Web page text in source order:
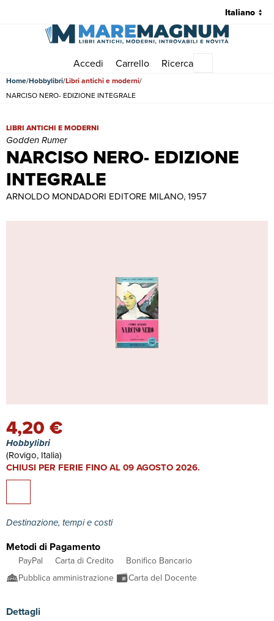
Accedi Carrello Ricerca
Home Hobbylibri Libri antichi e moderni
NARCISO NERO- EDIZIONE INTEGRALE
NARCISO NERO- EDIZIONE
INTEGRALE
NARCISO NERO- EDIZIONE INTEGRALE | Libri antichi e moderni |
LIBRI ANTICHI E MODERNI
Godden Rumer
ARNOLDO MONDADORI EDITORE MILANO, 1957
4,20 €
Hobbylibri
(Rovigo, Italia)
CHIUSI PER FERIE FINO AL 09 AGOSTO 2026.
Destinazione, tempi e costi
Metodi di Pagamento
PayPal Carta di Credito
Bonifico Bancario
Pubblica amministrazione
Carta del Docente
Dettagli